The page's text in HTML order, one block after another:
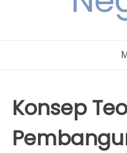
Konsep